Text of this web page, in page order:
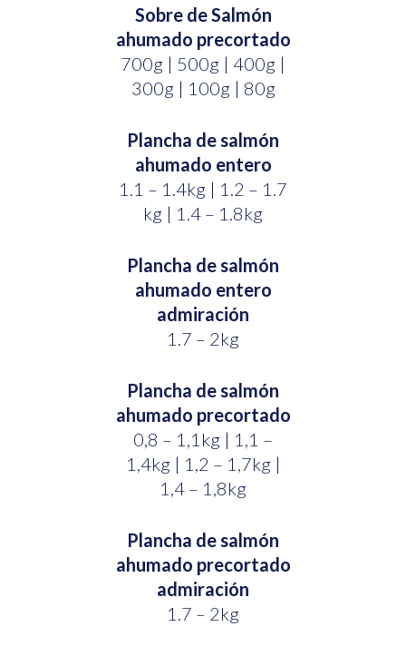
Sobre de Salmón
ahumado precortado
700g | 500g | 400g |
300g | 100g | 80g
Plancha de salmón
ahumado entero
1.1 – 1.4kg | 1.2 – 1.7
kg | 1.4 – 1.8kg
Plancha de salmón
ahumado entero
admiración
1.7 – 2kg
Plancha de salmón
ahumado precortado
0,8 – 1,1kg | 1,1 –
1,4kg | 1,2 – 1,7kg |
1,4 – 1,8kg
Plancha de salmón
ahumado precortado
admiración
1.7 – 2kg